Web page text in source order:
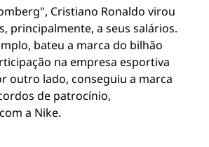
Cristiano Ronaldo virou
principalmente, a seus salários.
bateu a marca do bilhão
na empresa esportiva
outro lado, conseguiu a marca
de patrocínio,
a Nike.